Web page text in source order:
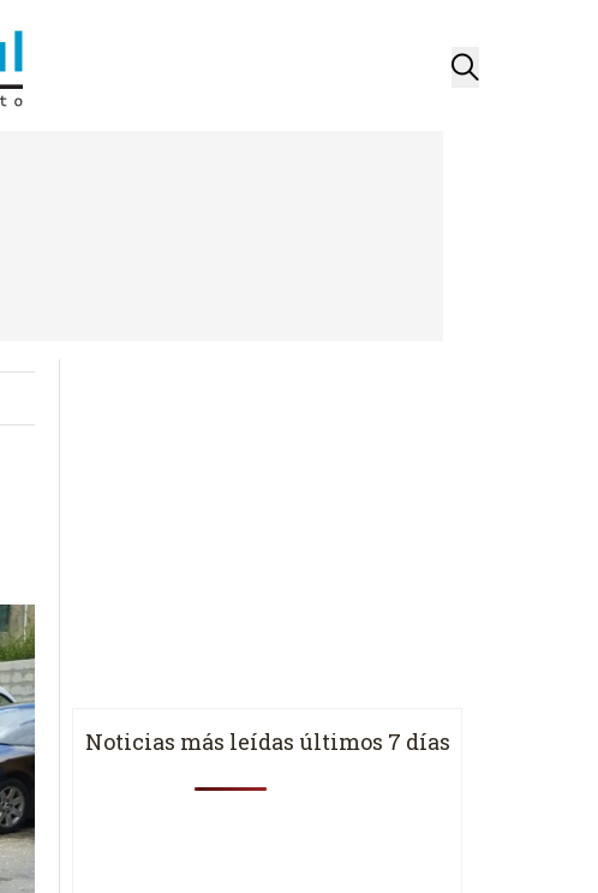
Noticias más leídas últimos 7 días